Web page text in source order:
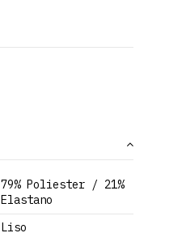
79% Poliester / 21%
Elastano
Liso